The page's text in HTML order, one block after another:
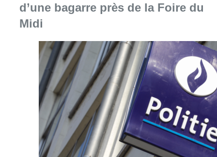
d’une bagarre près de la Foire du
Midi